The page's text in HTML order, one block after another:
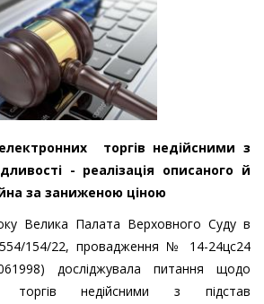
торгів недійсними з
- реалізація описаного й
за заниженою ціною
Велика Палата Верховного Суду в
154/22, провадження № 14-24цс24
досліджувала питання щодо
торгів недійсними з підстав